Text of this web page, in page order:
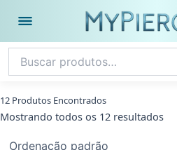
Abrir menu
para
o
conteúdo
12 Produtos Encontrados
Mostrando todos os 12 resultados